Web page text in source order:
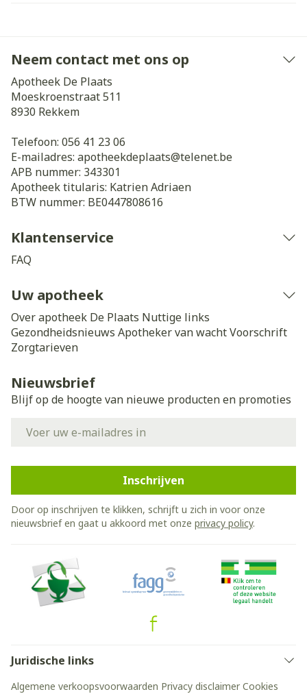
Neem contact met ons op
Apotheek De Plaats
Moeskroenstraat 511
8930 Rekkem
Telefoon: 056 41 23 06
E-mailadres: apotheekdeplaats@telenet.be
APB nummer: 343301
Apotheek titularis: Katrien Adriaen
BTW nummer: BE0447808616
Klantenservice
FAQ
Uw apotheek
Over apotheek De Plaats Nuttige links
Gezondheidsnieuws Apotheker van wachtVoorschrift
Zorgtarieven
Nieuwsbrief
Blijf op de hoogte van nieuwe producten en promoties
Inschrijven
Door op inschrijven te klikken, schrijft u zich in voor onze
nieuwsbrief en gaat u akkoord met onze privacy policy.
Juridische links
Algemene verkoopsvoorwaarden Privacy disclaimer Cookies